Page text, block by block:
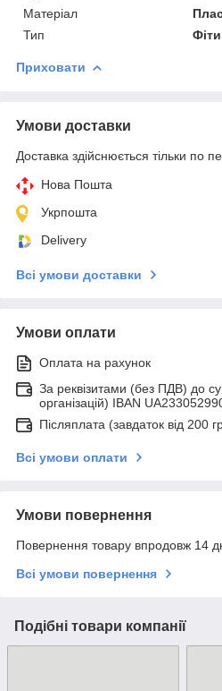
Матеріал
Тип
Приховати
Умови доставки
Доставка здійснюється тільки по
Нова Пошта
Укрпошта
Delivery
Всі умови доставки
Умови оплати
Оплата на рахунок
За реквізитами (без ПДВ) до
організацій) IBAN
Післяплата (завдаток від 200
Всі умови оплати
Умови повернення
Повернення товару впродовж 14
Всі умови повернення
Подібні товари компанії